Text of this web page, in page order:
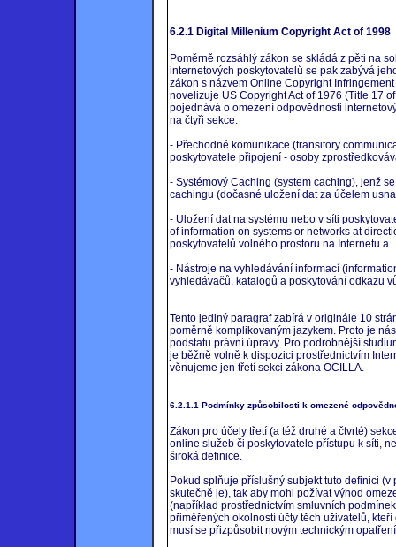
6.2.1 Digital Millenium Copyright Act of 1998
Poměrně rozsáhlý zákon se skládá z pěti na
internetových poskytovatelů se pak zabývá
zákon s názvem Online Copyright
novelizuje US Copyright Act of 1976 (Title 17
pojednává o omezení odpovědnosti
na čtyři sekce:
- Přechodné komunikace (transitory
poskytovatele připojení - osoby
- Systémový Caching (system caching), jenž
cachingu (dočasné uložení dat za účelem
- Uložení dat na systému nebo v síti
of information on systems or networks at
poskytovatelů volného prostoru na Internetu a
- Nástroje na vyhledávání informací
vyhledávačů, katalogů a poskytování odkazu
Tento jediný paragraf zabírá v originále 10
poměrně komplikovaným jazykem. Proto je
podstatu právní úpravy. Pro podrobnější
je běžně volně k dispozici prostřednictvím
věnujeme jen třetí sekci zákona OCILLA.
6.2.1.1 Podmínky způsobilosti k omezené
Zákon pro účely třetí (a též druhé a čtvrté)
online služeb či poskytovatele přístupu k síti,
široká definice.
Pokud splňuje příslušný subjekt tuto definici
skutečně je), tak aby mohl požívat výhod
(například prostřednictvím smluvních
přiměřených okolností účty těch uživatelů,
musí se přizpůsobit novým technickým